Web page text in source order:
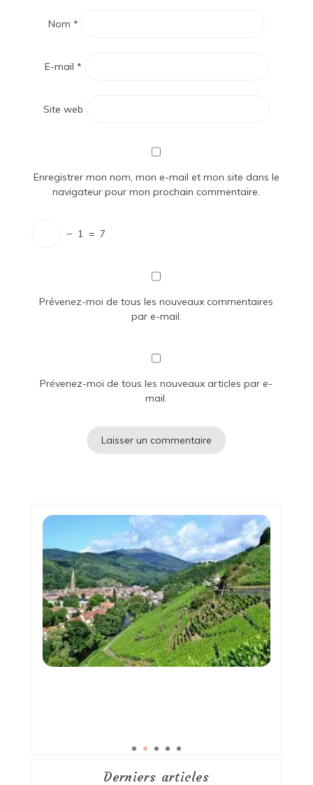
Nom *
E-mail *
Site web
Enregistrer mon nom, mon e-mail et mon site dans le
navigateur pour mon prochain commentaire.
− 1 = 7
Prévenez-moi de tous les nouveaux commentaires
par e-mail.
Prévenez-moi de tous les nouveaux articles par e-
mail.
Derniers articles